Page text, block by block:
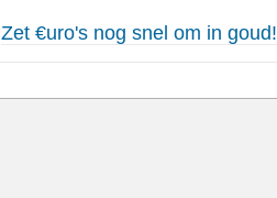
Zet €uro's nog snel om in goud!